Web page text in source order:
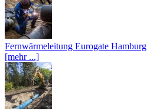
Fernwärmeleitung Eurogate Hamburg
[mehr ...]